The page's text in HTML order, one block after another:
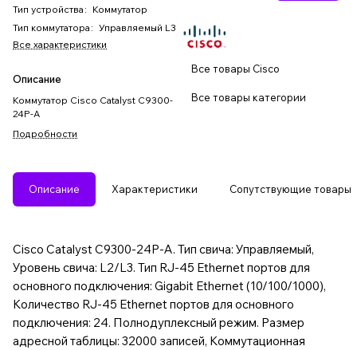
Тип устройства : Коммутатор
Тип коммутатора : Управляемый L3
Все характеристики
Описание
Коммутатор Cisco Catalyst C9300-
24P-A
Подробности
Все товары Cisco
Все товары категории
Описание Характеристики Сопутствующие товары
Cisco Catalyst C9300-24P-A. Тип свича: Управляемый,
Уровень свича: L2/L3. Тип RJ-45 Ethernet портов для
основного подключения: Gigabit Ethernet (10/100/1000),
Количество RJ-45 Ethernet портов для основного
подключения: 24. Полнодуплексный режим. Размер
адресной таблицы: 32000 записей, Коммутационная